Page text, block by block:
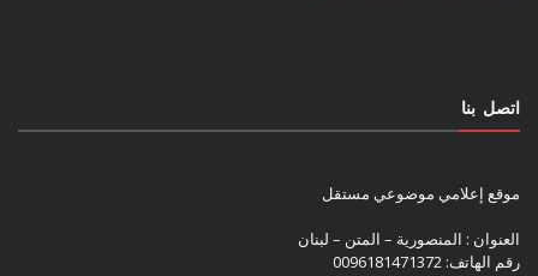
اتصل بنا
موقع إعلامي موضوعي مستقل
العنوان : المنصورية – المتن – لبنان
رقم الهاتف: 0096181471372